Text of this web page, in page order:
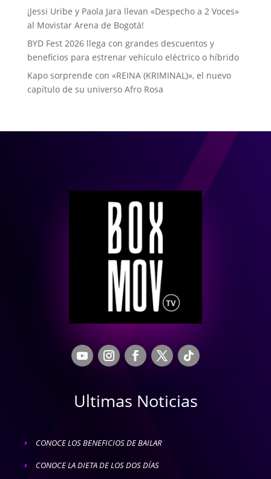
¡Jessi Uribe y Paola Jara llevan «Despecho a 2 Voces»
al Movistar Arena de Bogotá!
BYD Fest 2026 llega con grandes descuentos y
beneficios para estrenar vehículo eléctrico o híbrido
Kapo sorprende con «REINA (KRIMINAL)», el nuevo
capítulo de su universo Afro Rosa
Ultimas Noticias
E CONOCE LOS BENEFICIOS DE BAILAR
E CONOCE LA DIETA DE LOS DOS DÍAS